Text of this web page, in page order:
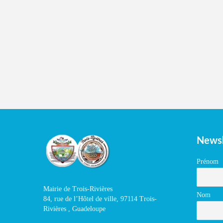
Mairie de Trois-Rivières
84, rue de l’Hôtel de ville, 97114 Trois-
Rivières , Guadeloupe
Prénom
Nom